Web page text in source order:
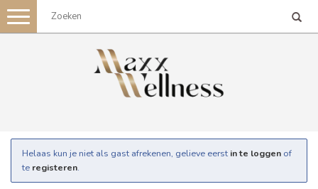
Toggle
navigation
Helaas kun je niet als gast afrekenen, gelieve eerst in te loggen of
te registeren.